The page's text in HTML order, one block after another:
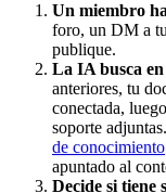
Un miembro
foro, un DM a
publique.
La IA busca en
anteriores, tu
conectada,
soporte
de conocimiento
apuntado al
Decide si tiene